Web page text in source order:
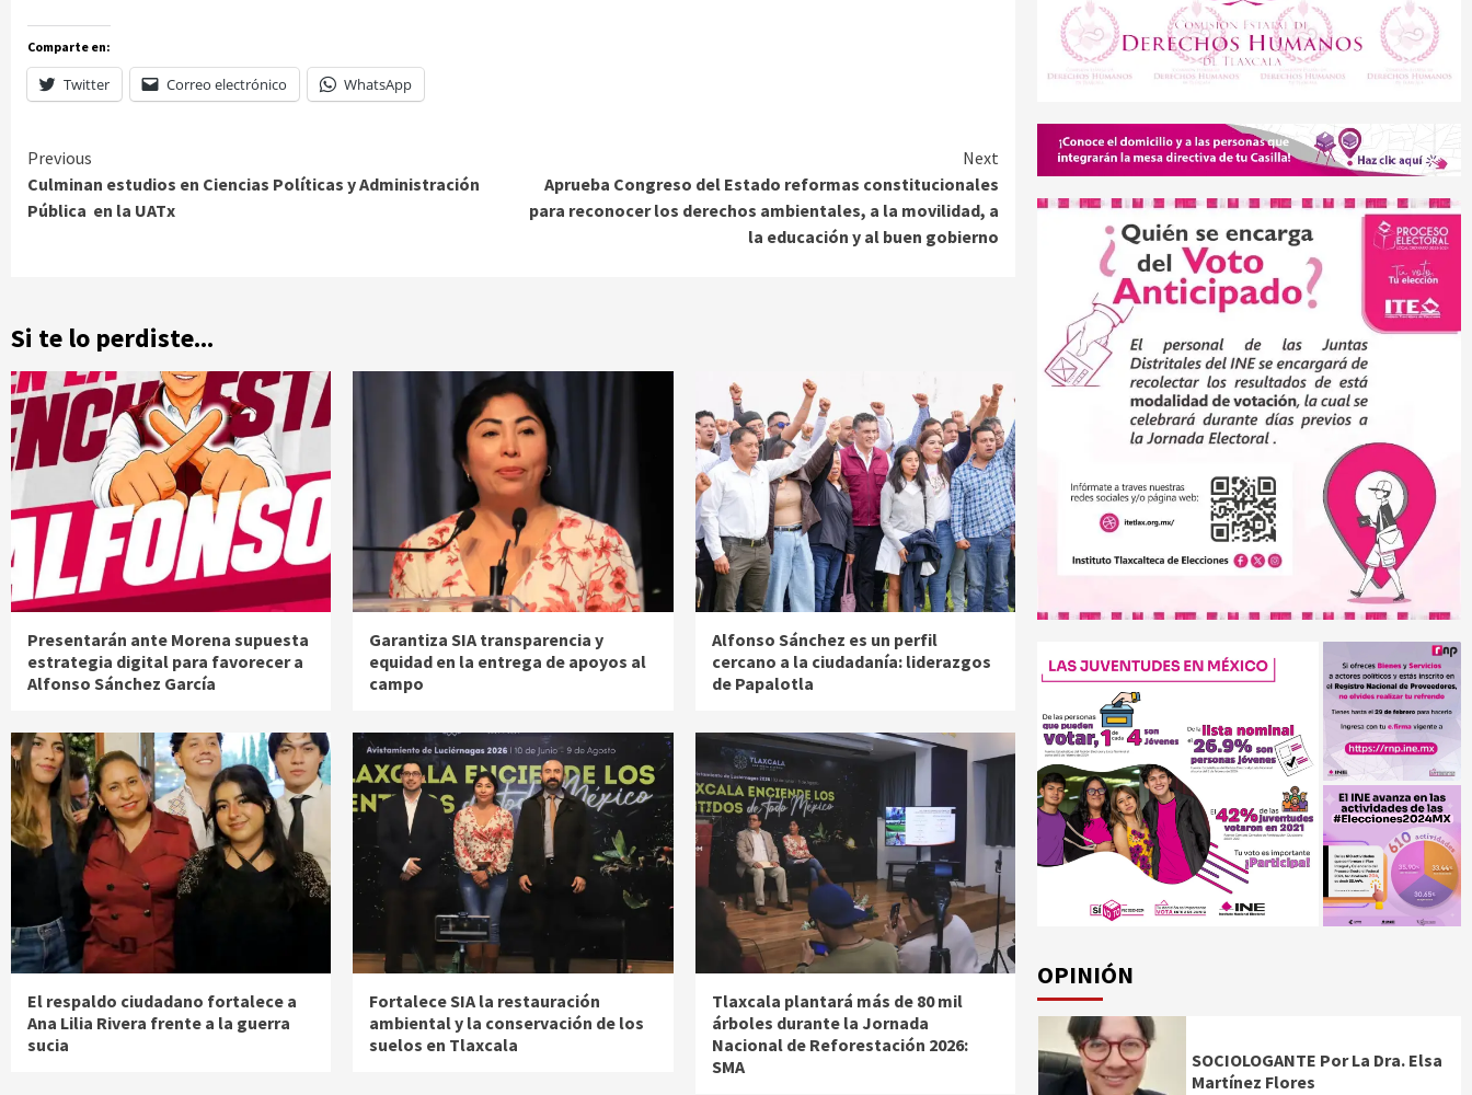
Comparte en:
Twitter Correo electrónico WhatsApp
Continue
Reading
Previous
Culminan estudios en Ciencias Políticas y Administración
Pública en la UATx
Next
Aprueba Congreso del Estado reformas constitucionales
para reconocer los derechos ambientales, a la movilidad, a
la educación y al buen gobierno
Si te lo perdiste...
Presentarán ante Morena supuesta
estrategia digital para favorecer a
Alfonso Sánchez García
Garantiza SIA transparencia y
equidad en la entrega de apoyos al
campo
Alfonso Sánchez es un perfil
cercano a la ciudadanía: liderazgos
de Papalotla
El respaldo ciudadano fortalece a
Ana Lilia Rivera frente a la guerra
sucia
Fortalece SIA la restauración
ambiental y la conservación de los
suelos en Tlaxcala
Tlaxcala plantará más de 80 mil
árboles durante la Jornada
Nacional de Reforestación 2026:
SMA
OPINIÓN
SOCIOLOGANTE Por La Dra. Elsa
Martínez Flores